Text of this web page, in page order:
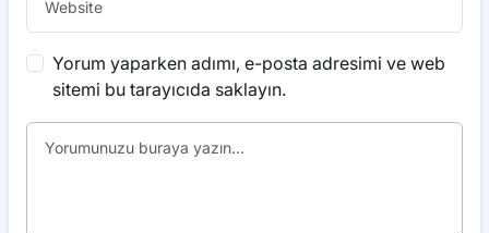
Yorum yaparken adımı, e-posta adresimi ve web
sitemi bu tarayıcıda saklayın.